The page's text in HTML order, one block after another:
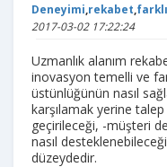
Deneyimi rekabet
2017-03-02 17:22:24
Uzmanlık alanım
inovasyon temelli ve
üstünlüğünün nasıl
karşılamak yerine
geçirileceği, -müşteri
nasıl
düzeydedir.